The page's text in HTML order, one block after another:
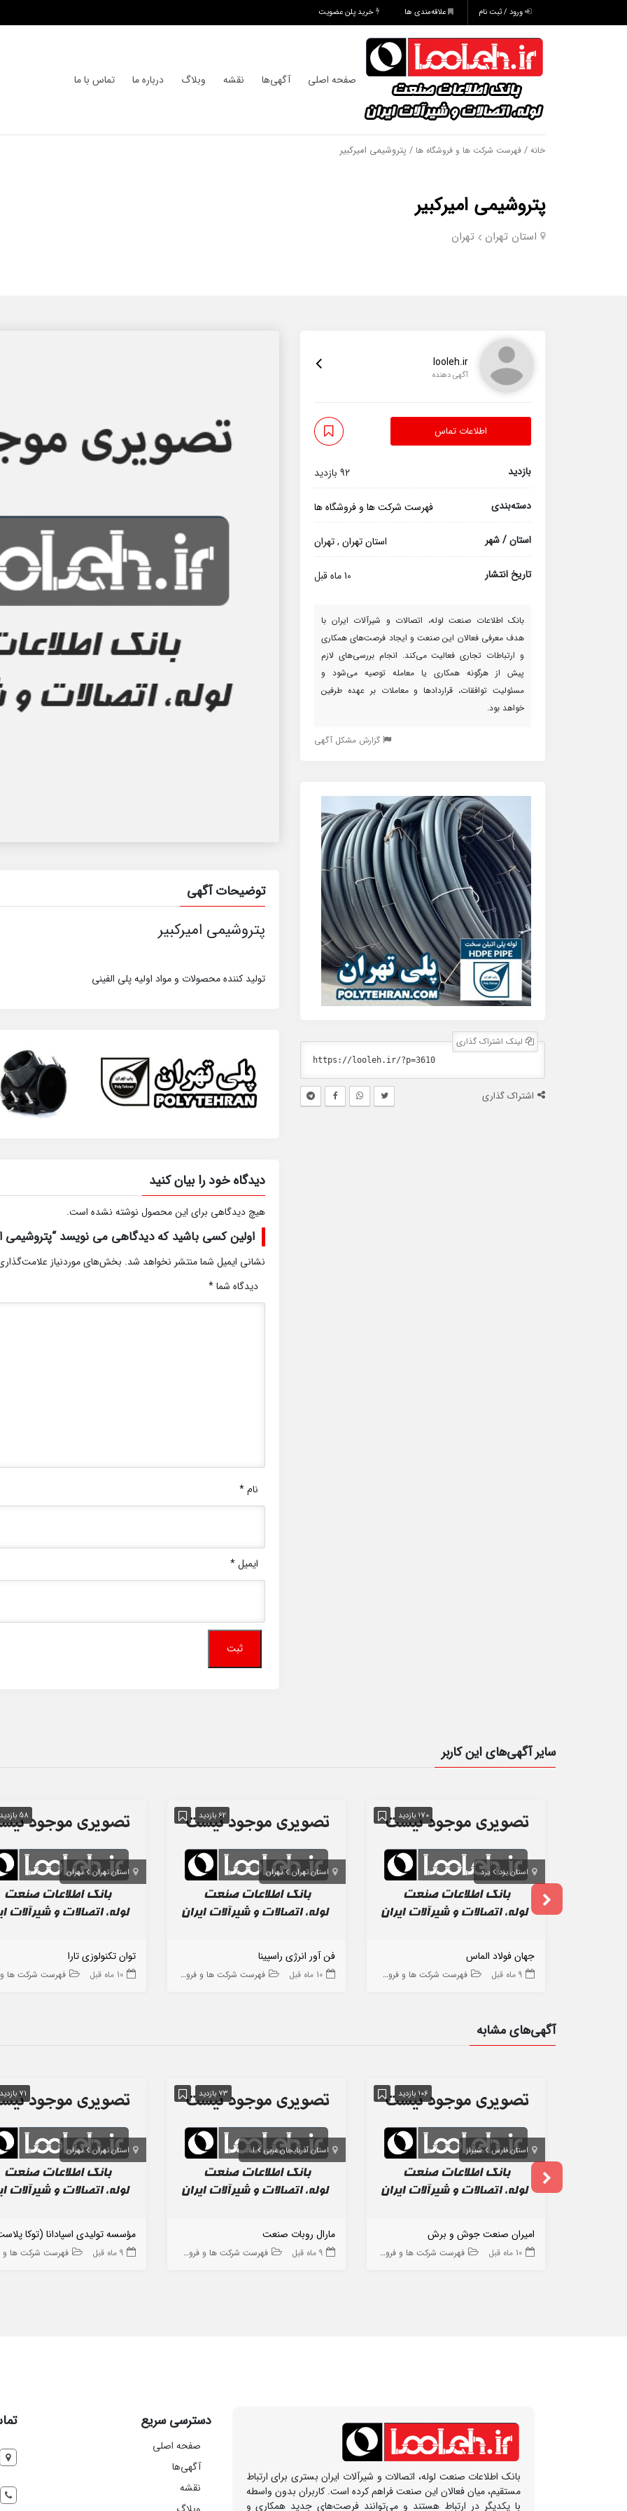
ورود / ثبت نام علاقه‌مندی ها خرید پلن عضویت
صفحه اصلی آگهی‌ها نقشه وبلاگ درباره ما تماس با ما
خانه / فهرست شرکت ها و فروشگاه ها / پتروشیمی امیرکبیر
پتروشیمی امیرکبیر
استان تهران تهران
looleh.ir
آگهی دهنده
اطلاعات تماس
بازدید 92 بازدید
دسته‌بندی فهرست شرکت ها و فروشگاه ها
استان / شهر استان تهران ,تهران
تاریخ انتشار 10 ماه قبل
بانک اطلاعات صنعت لوله، اتصالات و شیرآلات ایران با
هدف معرفی فعالان این صنعت و ایجاد فرصت‌های همکاری
و ارتباطات تجاری فعالیت می‌کند. انجام بررسی‌های لازم
پیش از هرگونه همکاری یا معامله توصیه می‌شود و
مسئولیت توافقات، قراردادها و معاملات بر عهده طرفین
خواهد بود.
گزارش مشکل آگهی
لینک اشتراک گذاری
اشتراک گذاری
توضیحات آگهی
پتروشیمی امیرکبیر
تولید کننده محصولات و مواد اولیه پلی الفینی
دیدگاه خود را بیان کنید
هیچ دیدگاهی برای این محصول نوشته نشده است.
اولین کسی باشید که دیدگاهی می نویسد “پتروشیمی
نشانی ایمیل شما منتشر نخواهد شد. بخش‌های موردنیاز
دیدگاه شما*
نام*
ایمیل*
سایر آگهی‌های این کاربر
170 بازدید
استان یزد یزد
جهان فولاد الماس
9 ماه قبل فهرست شرکت ها و فروشگاه ها
62 بازدید
استان تهران تهران
فن آور انرژی راسپینا
10 ماه قبل فهرست شرکت ها و فروشگاه ها
58 بازدید
استان تهران تهران
توان تکنولوزی تارا
10 ماه قبل فهرست شرکت ها و
آگهی‌های مشابه
106 بازدید
استان فارس شیراز
امیران صنعت جوش و برش
10 ماه قبل فهرست شرکت ها و فروشگاه ها
73 بازدید
استان آذربایجان غربی ارومیه
مارال روبات صنعت
9 ماه قبل فهرست شرکت ها و فروشگاه ها
71 بازدید
استان تهران تهران
9 ماه قبل فهرست شرکت ها و
بانک اطلاعات صنعت لوله، اتصالات و شیرآلات ایران بستری برای ارتباط
مستقیم، میان فعالان این صنعت فراهم کرده است. کاربران بدون واسطه
با یکدیگر در ارتباط هستند و می‌توانند فرصت‌های جدید همکاری و
دسترسی سریع
صفحه اصلی
آگهی‌ها
نقشه